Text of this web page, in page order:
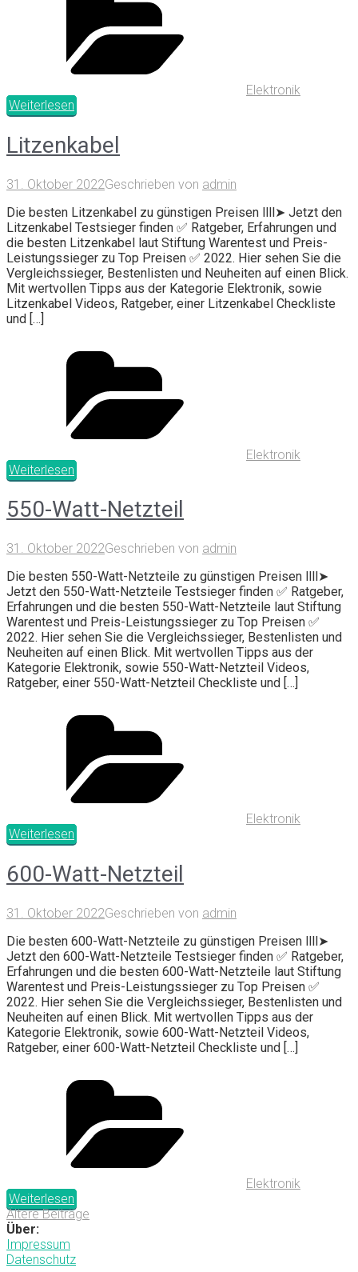
Elektronik
Weiterlesen
Litzenkabel
31. Oktober 2022Geschrieben von admin
Die besten Litzenkabel zu günstigen Preisen llll➤ Jetzt den
Litzenkabel Testsieger finden ✅ Ratgeber, Erfahrungen und
die besten Litzenkabel laut Stiftung Warentest und Preis-
Leistungssieger zu Top Preisen ✅ 2022. Hier sehen Sie die
Vergleichssieger, Bestenlisten und Neuheiten auf einen Blick.
Mit wertvollen Tipps aus der Kategorie Elektronik, sowie
Litzenkabel Videos, Ratgeber, einer Litzenkabel Checkliste
und […]
Elektronik
Weiterlesen
550-Watt-Netzteil
31. Oktober 2022Geschrieben von admin
Die besten 550-Watt-Netzteile zu günstigen Preisen llll➤
Jetzt den 550-Watt-Netzteile Testsieger finden ✅ Ratgeber,
Erfahrungen und die besten 550-Watt-Netzteile laut Stiftung
Warentest und Preis-Leistungssieger zu Top Preisen ✅
2022. Hier sehen Sie die Vergleichssieger, Bestenlisten und
Neuheiten auf einen Blick. Mit wertvollen Tipps aus der
Kategorie Elektronik, sowie 550-Watt-Netzteil Videos,
Ratgeber, einer 550-Watt-Netzteil Checkliste und […]
Elektronik
Weiterlesen
600-Watt-Netzteil
31. Oktober 2022Geschrieben von admin
Die besten 600-Watt-Netzteile zu günstigen Preisen llll➤
Jetzt den 600-Watt-Netzteile Testsieger finden ✅ Ratgeber,
Erfahrungen und die besten 600-Watt-Netzteile laut Stiftung
Warentest und Preis-Leistungssieger zu Top Preisen ✅
2022. Hier sehen Sie die Vergleichssieger, Bestenlisten und
Neuheiten auf einen Blick. Mit wertvollen Tipps aus der
Kategorie Elektronik, sowie 600-Watt-Netzteil Videos,
Ratgeber, einer 600-Watt-Netzteil Checkliste und […]
Elektronik
Weiterlesen
Ältere Beiträge
Über:
Impressum
Datenschutz